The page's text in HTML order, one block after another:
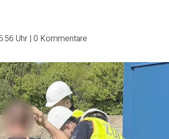
Uhr | 0 Kommentare